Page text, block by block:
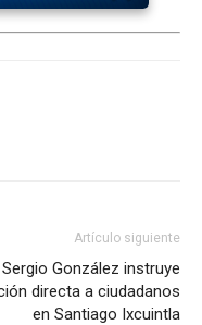
Artículo siguiente
Sergio González instruye
directa a ciudadanos
en Santiago Ixcuintla